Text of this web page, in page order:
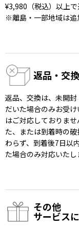
¥3,980（税込）以上で
※離島・一部地域は追
返品・交
返品、交換は、未開
だいた場合のみお受
はご対応しておりま
た、または到着時の
わらず、到着後7日以
た場合のみ対応いたし
その他
サービス